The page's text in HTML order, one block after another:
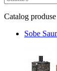
Catalog produse
Sobe